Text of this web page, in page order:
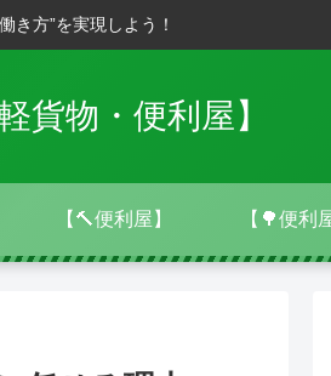
き方”を実現しよう！
貨物・便利屋】
【🔨便利屋】 【🌳便利